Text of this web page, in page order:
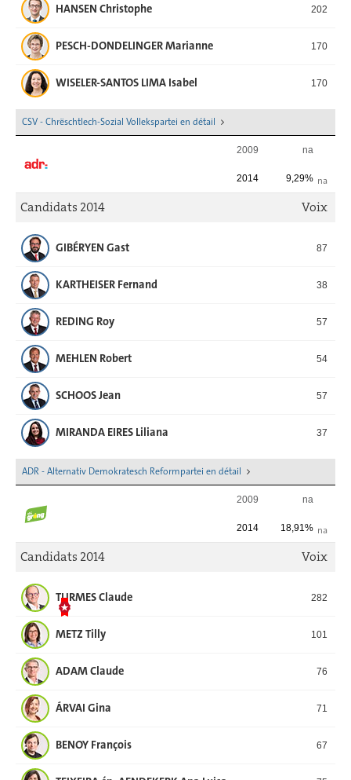
HANSEN Christophe 202
PESCH-DONDELINGER Marianne 170
WISELER-SANTOS LIMA Isabel 170
CSV - Chrëschtlech-Sozial Vollekspartei en détail
2009 na
na
2014 9,29%
Candidats 2014 Voix
GIBÉRYEN Gast 87
KARTHEISER Fernand 38
REDING Roy 57
MEHLEN Robert 54
SCHOOS Jean 57
MIRANDA EIRES Liliana 37
ADR - Alternativ Demokratesch Reformpartei en détail
2009 na
na
2014 18,91%
Candidats 2014 Voix
TURMES Claude 282
METZ Tilly 101
ADAM Claude 76
ÁRVAI Gina 71
BENOY François 67